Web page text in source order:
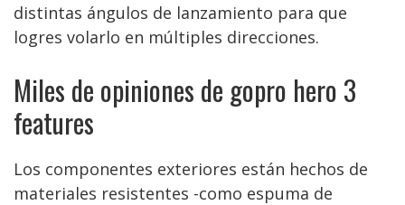
distintas ángulos de lanzamiento para que
logres volarlo en múltiples direcciones.
Miles de opiniones de gopro hero 3
features
Los componentes exteriores están hechos de
materiales resistentes -como espuma de